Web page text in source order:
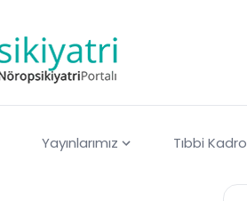
Yayınlarımız Tıbbi Kadro